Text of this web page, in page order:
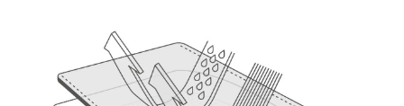
Refusion via den oprindelige betalingsmetode